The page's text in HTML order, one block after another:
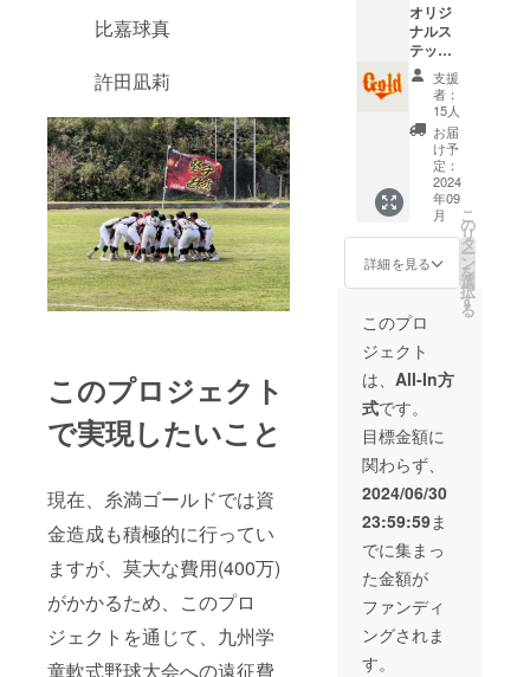
比嘉球真
許田凪莉
このプロジェクト
で実現したいこと
現在、糸満ゴールドでは資
金造成も積極的に行ってい
ますが、莫大な費用(400万)
がかかるため、このプロ
ジェクトを通じて、九州学
童軟式野球大会への遠征費
オリジ
ナルス
テッ
カー1枚
(サイズ
16×16)
を郵
送。
チーム
から、
お礼及
び結果
報告動
画を
メール
にて送
信致し
ます。
支援
者：
15人
お届
け予
定：
2024
年09
月
詳細を見る
こ
の
リ
タ
ー
ン
を
選
択
す
る
このプロ
ジェクト
は、 All-In方
式です。
目標金額に
関わらず、
2024/06/30
23:59:59ま
でに集まっ
た金額が
ファンディ
ングされま
す。